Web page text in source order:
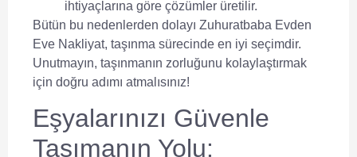
ihtiyaçlarına göre çözümler üretilir.
Bütün bu nedenlerden dolayı Zuhuratbaba Evden
Eve Nakliyat, taşınma sürecinde en iyi seçimdir.
Unutmayın, taşınmanın zorluğunu kolaylaştırmak
için doğru adımı atmalısınız!
Eşyalarınızı Güvenle
Taşımanın Yolu: